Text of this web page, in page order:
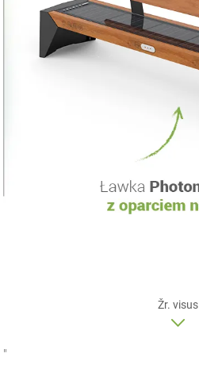
Žr. visus
"